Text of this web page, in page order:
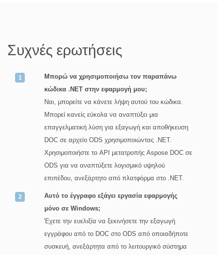
Συχνές ερωτήσεις
Μπορώ να χρησιμοποιήσω τον παραπάνω
κώδικα .NET στην εφαρμογή μου;
Ναι, μπορείτε να κάνετε λήψη αυτού του κώδικα.
Μπορεί κανείς εύκολα να αναπτύξει μια
επαγγελματική λύση για εξαγωγή και αποθήκευση
DOC σε αρχείο ODS χρησιμοποιώντας .NET.
Χρησιμοποιήστε το API μετατροπής Aspose DOC σε
ODS για να αναπτύξετε λογισμικό υψηλού
επιπέδου, ανεξάρτητο από πλατφόρμα στο .NET.
Αυτό το έγγραφο εξάγει εργασία εφαρμογής
μόνο σε Windows;
Έχετε την ευελιξία να ξεκινήσετε την εξαγωγή
εγγράφου από το DOC στο ODS από οποιαδήποτε
συσκευή, ανεξάρτητα από το λειτουργικό σύστημα